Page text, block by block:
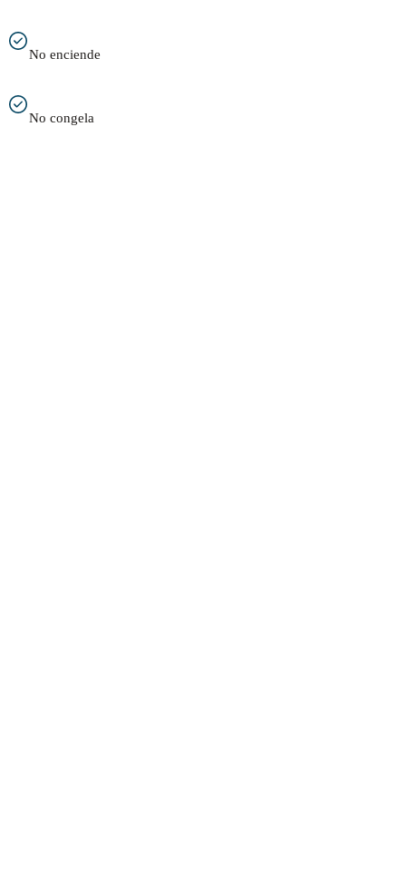
No enciende
No congela